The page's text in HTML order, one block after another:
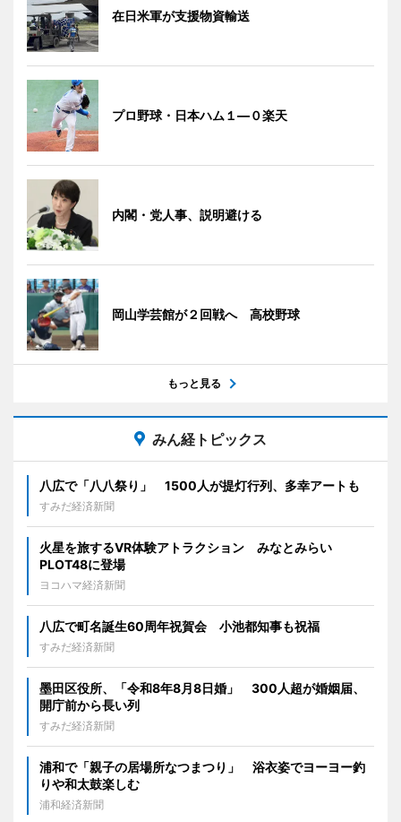
在日米軍が支援物資輸送
プロ野球・日本ハム１―０楽天
内閣・党人事、説明避ける
岡山学芸館が２回戦へ 高校野球
もっと見る
みん経トピックス
八広で「八八祭り」 1500人が提灯行列、多幸アートも
すみだ経済新聞
火星を旅するVR体験アトラクション みなとみらい
PLOT48に登場
ヨコハマ経済新聞
八広で町名誕生60周年祝賀会 小池都知事も祝福
すみだ経済新聞
墨田区役所、「令和8年8月8日婚」 300人超が婚姻届、
開庁前から長い列
すみだ経済新聞
浦和で「親子の居場所なつまつり」 浴衣姿でヨーヨー釣
りや和太鼓楽しむ
浦和経済新聞